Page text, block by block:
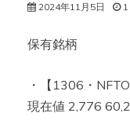
2024年11月5日
保有銘柄
・【1306・
現在値 2,776